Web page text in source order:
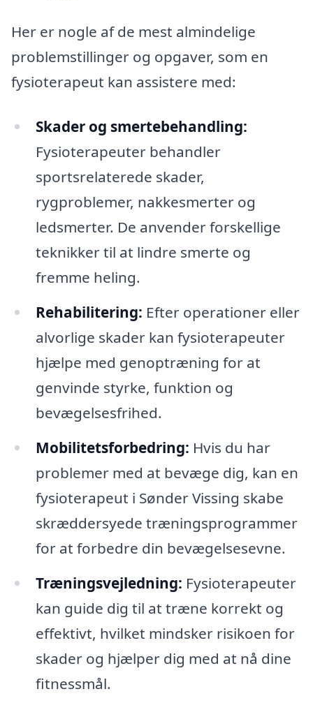
Her er nogle af de mest almindelige
problemstillinger og opgaver, som en
fysioterapeut kan assistere med:
Skader og smertebehandling:
Fysioterapeuter behandler
sportsrelaterede skader,
rygproblemer, nakkesmerter og
ledsmerter. De anvender forskellige
teknikker til at lindre smerte og
fremme heling.
Rehabilitering: Efter operationer eller
alvorlige skader kan fysioterapeuter
hjælpe med genoptræning for at
genvinde styrke, funktion og
bevægelsesfrihed.
Mobilitetsforbedring: Hvis du har
problemer med at bevæge dig, kan en
fysioterapeut i Sønder Vissing skabe
skræddersyede træningsprogrammer
for at forbedre din bevægelsesevne.
Træningsvejledning: Fysioterapeuter
kan guide dig til at træne korrekt og
effektivt, hvilket mindsker risikoen for
skader og hjælper dig med at nå dine
fitnessmål.